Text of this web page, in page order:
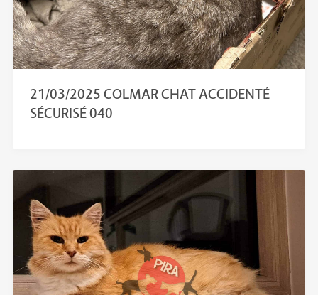
21/03/2025 COLMAR CHAT ACCIDENTÉ
SÉCURISÉ 040